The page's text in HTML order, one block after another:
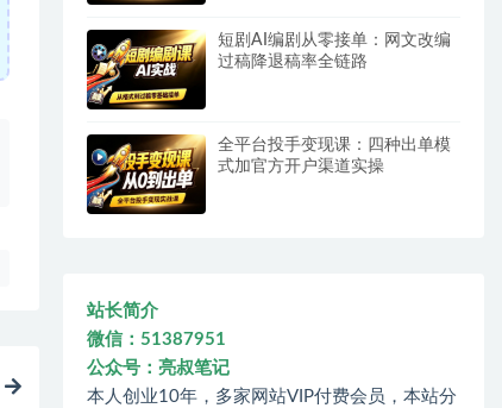
短剧AI编剧从零接单：网文改编
过稿降退稿率全链路
全平台投手变现课：四种出单模
式加官方开户渠道实操
站长简介
微信：51387951
公众号：亮叔笔记
本人创业10年，多家网站VIP付费会员，本站分